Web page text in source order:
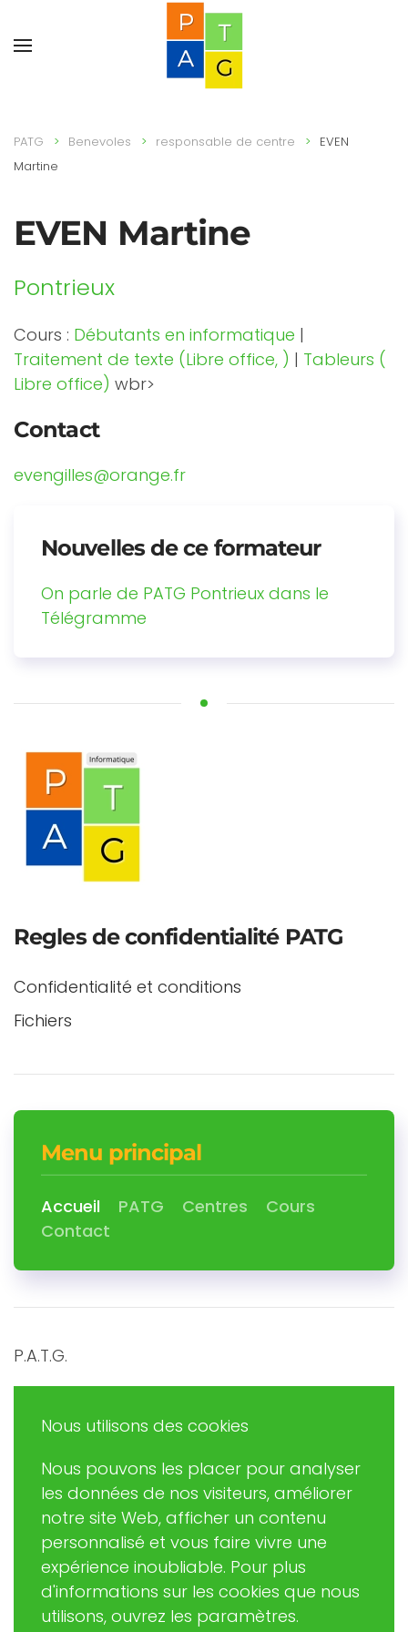
PATG Benevoles responsable de centre
EVEN
Martine
EVEN Martine
Pontrieux
Cours : Débutants en informatique |
Traitement de texte (Libre office, ) | Tableurs (
Libre office) wbr>
Contact
evengilles@orange.fr
Nouvelles de ce formateur
On parle de PATG Pontrieux dans le
Télégramme
Regles de confidentialité PATG
Confidentialité et conditions
Fichiers
Menu principal
Accueil PATG Centres
Cours
Contact
P.A.T.G.
Eric RUDAZ
(Président de PATG)
patginformatique@gmail.com
02 57 63 06 37
Nous utilisons des cookies
Nous pouvons les placer pour analyser
les données de nos visiteurs, améliorer
notre site Web, afficher un contenu
personnalisé et vous faire vivre une
expérience inoubliable. Pour plus
d'informations sur les cookies que nous
utilisons, ouvrez les paramètres.